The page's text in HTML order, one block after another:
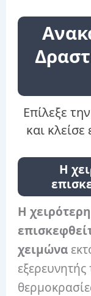
Επίλεξε
και
Η
Η
χειμώνα